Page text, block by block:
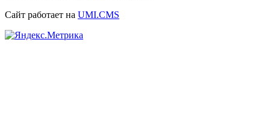
Сайт работает на UMI.CMS